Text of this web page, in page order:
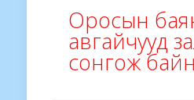
Оросын
авгайчууд
сонгож